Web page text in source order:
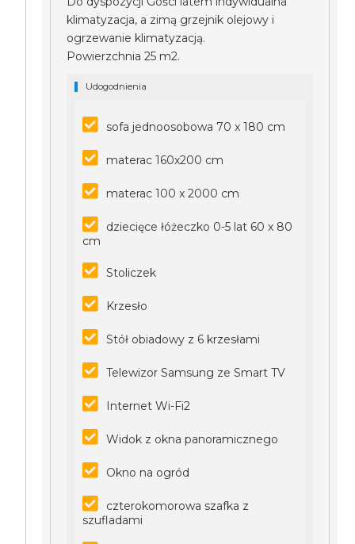
klimatyzacja, a zimą grzejnik olejowy i
ogrzewanie klimatyzacją.
Powierzchnia 25 m2.
Udogodnienia
sofa jednoosobowa 70 x 180 cm
materac 160x200 cm
materac 100 x 2000 cm
dziecięce łóżeczko 0-5 lat 60 x 80
cm
Stoliczek
Krzesło
Stół obiadowy z 6 krzesłami
Telewizor Samsung ze Smart TV
Internet Wi-Fi2
Widok z okna panoramicznego
Okno na ogród
czterokomorowa szafka z
szufladami